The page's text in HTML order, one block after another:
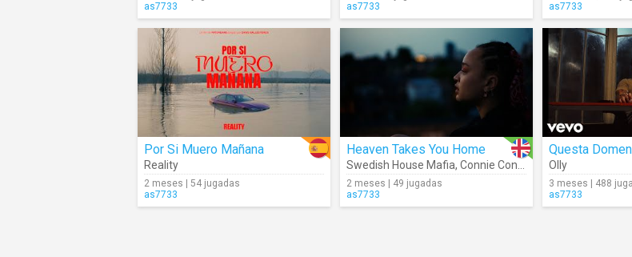
as7733
as7733
as7733
Por Si Muero Mañana
Reality
2 meses | 54 jugadas
as7733
Heaven Takes You Home
Swedish House Mafia, Connie Constance
2 meses | 49 jugadas
as7733
Questa
Olly
3 meses | 488
as7733